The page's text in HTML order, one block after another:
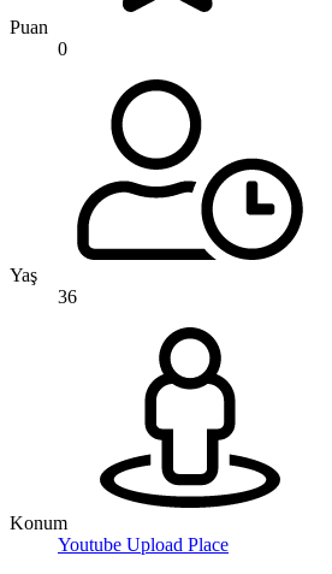
Puan
0
Yaş
36
Konum
Youtube Upload Place